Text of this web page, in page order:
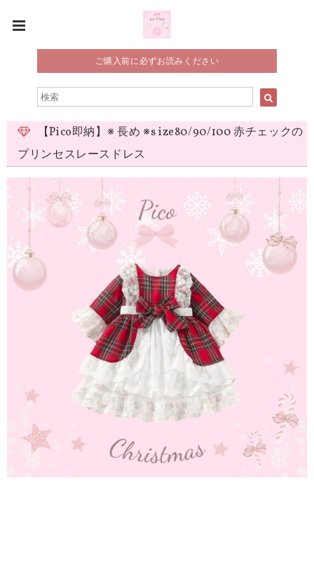
ご購入前に必ずお読みください
【Pico即納】※ 長め ※s ize80/90/100 赤チェックの
プリンセスレースドレス